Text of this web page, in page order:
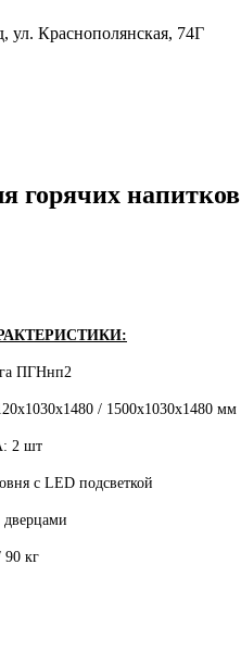
ул. Краснополянская, 74Г
горячих напитков
ПГНнп2
/ 1500х1030х1480 мм
2 шт
с LED подсветкой
90 кг